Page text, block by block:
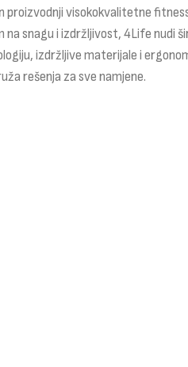
proizvodnji visokokvalitetne
na snagu i izdržljivost, 4Life
izdržljive materijale i
rešenja za sve namjene.